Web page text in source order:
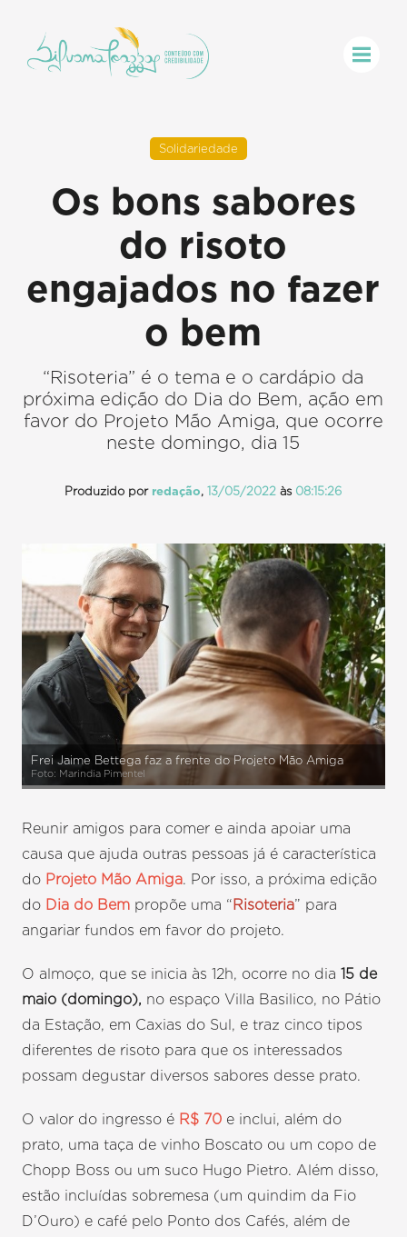
Solidariedade
Os bons sabores
do risoto
engajados no fazer
o bem
“Risoteria” é o tema e o cardápio da
próxima edição do Dia do Bem, ação em
favor do Projeto Mão Amiga, que ocorre
neste domingo, dia 15
Produzido por redação,13/05/2022 às 08:15:26
Frei Jaime Bettega faz a frente do Projeto Mão Amiga
Foto: Marindia Pimentel
Reunir amigos para comer e ainda apoiar uma
causa que ajuda outras pessoas já é característica
do Projeto Mão Amiga. Por isso, a próxima edição
do Dia do Bem propõe uma “ Risoteria” para
angariar fundos em favor do projeto.
O almoço, que se inicia às 12h, ocorre no dia15 de
maio (domingo), no espaço Villa Basilico, no Pátio
da Estação, em Caxias do Sul, e traz cinco tipos
diferentes de risoto para que os interessados
possam degustar diversos sabores desse prato.
O valor do ingresso é R$ 70 e inclui, além do
prato, uma taça de vinho Boscato ou um copo de
Chopp Boss ou um suco Hugo Pietro. Além disso,
estão incluídas sobremesa (um quindim da Fio
D’Ouro) e café pelo Ponto dos Cafés, além de